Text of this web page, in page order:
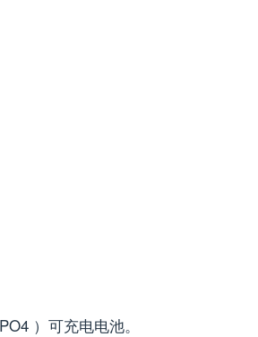
）可充电电池。